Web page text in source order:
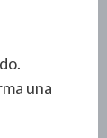
una